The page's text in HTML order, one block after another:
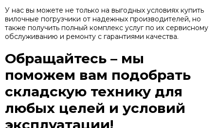
У нас вы можете не только на выгодных условиях купить
вилочные погрузчики от надежных производителей, но
также получить полный комплекс услуг по их сервисному
обслуживанию и ремонту с гарантиями качества.
Обращайтесь – мы
поможем вам подобрать
складскую технику для
любых целей и условий
эксплуатации!